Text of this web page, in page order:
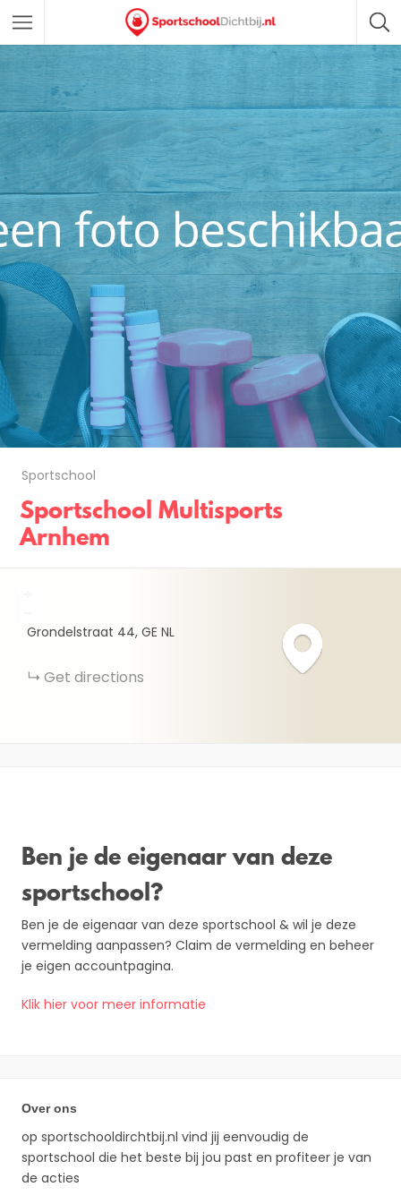
Sportschool
Sportschool Multisports
Arnhem
Grondelstraat 44 GE NL
Get directions
Ben je de eigenaar van deze
sportschool?
Ben je de eigenaar van deze sportschool & wil je deze
vermelding aanpassen? Claim de vermelding en beheer
je eigen accountpagina.
Klik hier voor meer informatie
Over ons
op sportschooldirchtbij.nl vind jij eenvoudig de
sportschool die het beste bij jou past en profiteer je van
de acties